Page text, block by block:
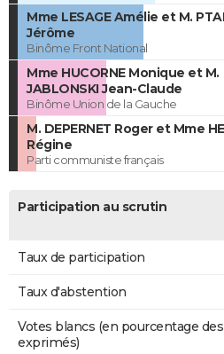
Mme LESAGE Amélie et M.
Jérôme
Binôme Front National
Mme HUCORNE Monique et M.
JABLONSKI Jean-Claude
Binôme Union de la Gauche
M. DEPERNET Roger et Mme
Régine
Parti communiste français
Participation au scrutin
Taux de participation
Taux d'abstention
Votes blancs (en pourcentage
exprimés)